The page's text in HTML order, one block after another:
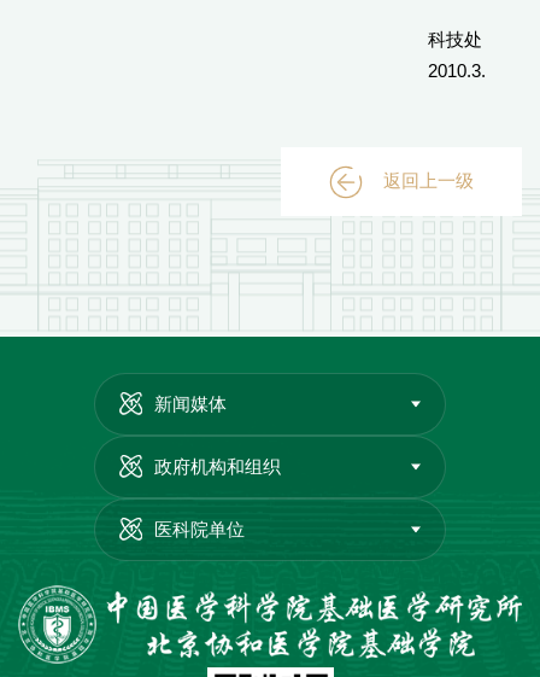
科技处
2010.3.
返回上一级
新闻媒体
政府机构和组织
医科院单位